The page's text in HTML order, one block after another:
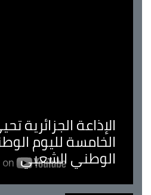
الإذاعة الجزائرية
الخامسة لليوم
الوطني الشعبي